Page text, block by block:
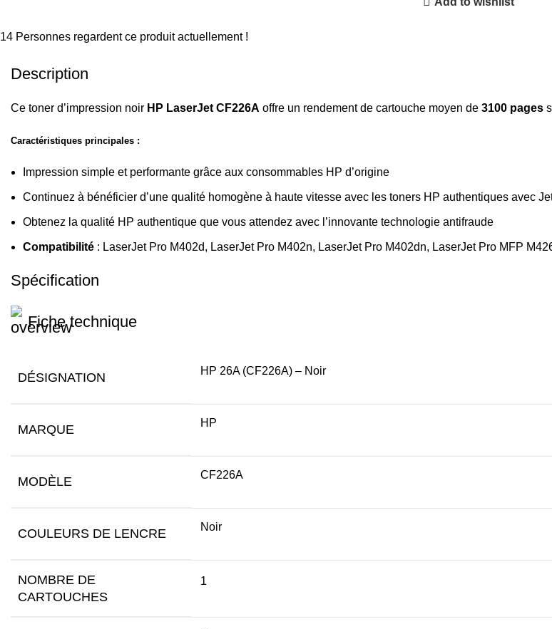
14 Personnes regardent ce produit actuellement !
Description
Ce toner d’impression noir HP LaserJet CF226A offre un rendement de cartouche moyen de 3100 pages
Caractéristiques principales :
Impression simple et performante grâce aux consommables HP d’origine
Continuez à bénéficier d’une qualité homogène à haute vitesse avec les toners HP authentiques avec
Obtenez la qualité HP authentique que vous attendez avec l’innovante technologie antifraude
Compatibilité : LaserJet Pro M402d, LaserJet Pro M402n, LaserJet Pro M402dn, LaserJet Pro MFP
Spécification
Fiche technique
DÉSIGNATION HP 26A (CF226A) – Noir
MARQUE HP
MODÈLE CF226A
COULEURS DE LENCRE Noir
NOMBRE DE
CARTOUCHES
1